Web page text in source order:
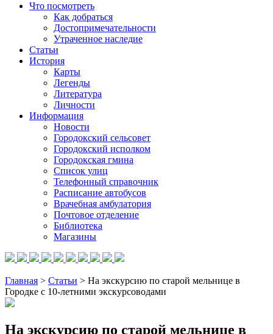
Что посмотреть
Как добраться
Достопримечательности
Утраченное наследие
Статьи
История
Карты
Легенды
Литература
Личности
Информация
Новости
Городокский сельсовет
Городокский исполком
Городокская гмина
Список улиц
Телефонный справочник
Расписание автобусов
Врачебная амбулатория
Почтовое отделение
Библиотека
Магазины
Главная > Статьи > На экскурсию по старой мельнице в
Городке с 10-летними экскурсоводами
На экскурсию по старой мельнице в